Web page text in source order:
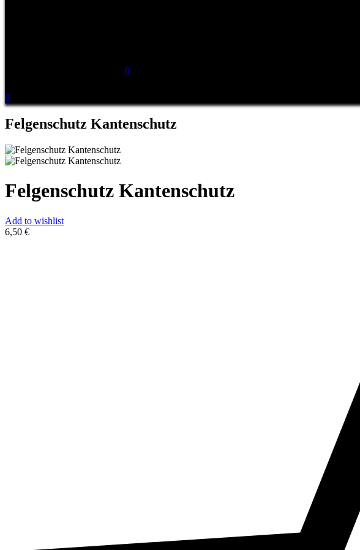
0
0
Felgenschutz Kantenschutz
Felgenschutz Kantenschutz
Add to wishlist
6,50 €